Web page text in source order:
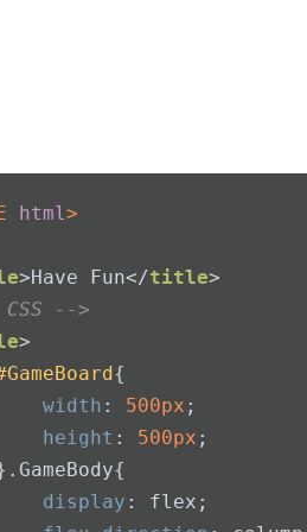
html>
>Have Fun</title>
-->
>
{
width : 500px ;
height : 500px ;
.GameBody{
display : flex;